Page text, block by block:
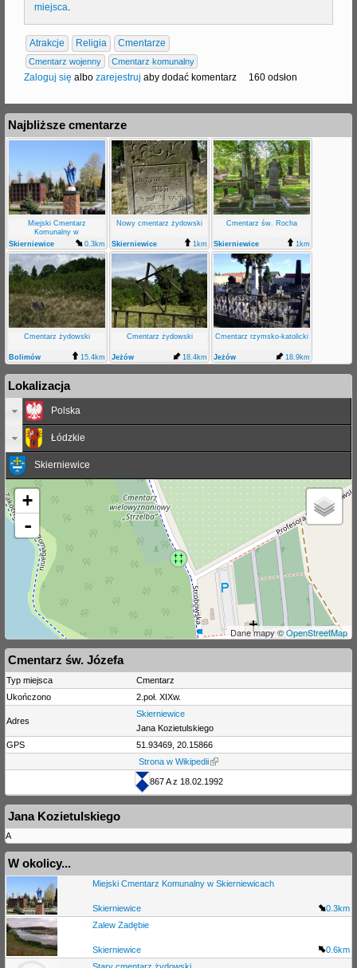
miejsca
Atrakcje Religia Cmentarze
Cmentarz wojenny Cmentarz komunalny
Zaloguj się albo zarejestruj aby dodać komentarz 160 odsłon
Najbliższe cmentarze
Miejski Cmentarz
Komunalny w
Skierniewicach
Skierniewice 0.3km
Nowy cmentarz żydowski
Skierniewice 1km
Cmentarz św. Rocha
Skierniewice 1km
Cmentarz żydowski
Bolimów 15.4km
Cmentarz żydowski
Jeżów 18.4km
Cmentarz rzymsko-katolicki
Jeżów 18.9km
Lokalizacja
Polska
Łódzkie
Skierniewice
+
-
Dane mapy ©OpenStreetMap
Cmentarz św. Józefa
Typ miejsca
Cmentarz
Ukończono
2.poł. XIXw.
Adres
Skierniewice
Jana Kozietulskiego
GPS
51.93469, 20.15866
Strona w Wikipedii
867 A z 18.02.1992
Jana Kozietulskiego
A
W okolicy...
Miejski Cmentarz Komunalny w Skierniewicach
Skierniewice
0.3km
Zalew Zadębie
Skierniewice
0.6km